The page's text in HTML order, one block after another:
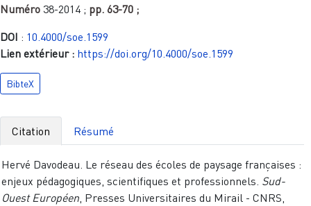
Numéro 38-2014 ; pp. 63-70 ;
DOI : 10.4000/soe.1599
Lien extérieur : https://doi.org/10.4000/soe.1599
BibteX
Citation Résumé
Hervé Davodeau. Le réseau des écoles de paysage françaises :
enjeux pédagogiques, scientifiques et professionnels. Sud-
Ouest Européen, Presses Universitaires du Mirail - CNRS,